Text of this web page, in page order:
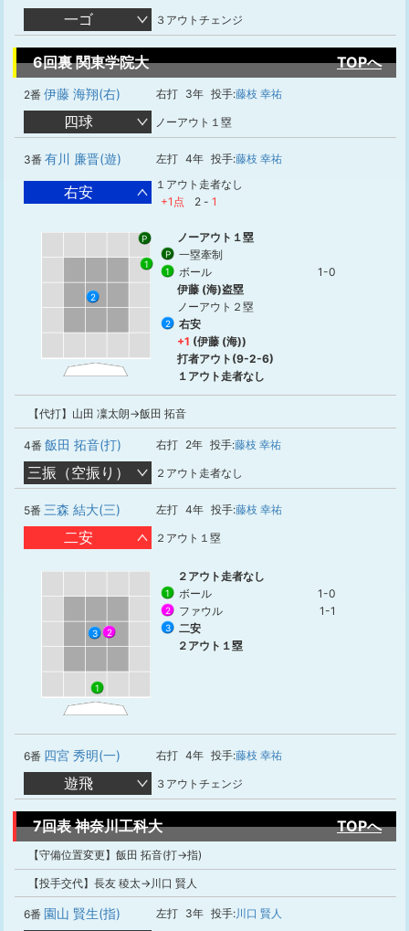
一ゴ ３アウトチェンジ
6回裏 関東学院大 TOPへ
2番 伊藤 海翔(右) 右打 3年 投手:藤枝 幸祐
四球 ノーアウト１塁
3番 有川 廉晋(遊) 左打 4年 投手:藤枝 幸祐
右安
１アウト走者なし
+1点
2 - 1
P
1
2
ノーアウト１塁
P 一塁牽制
1 ボール
1-0
伊藤 (海)盗塁
ノーアウト２塁
2
右安
+1 (伊藤 (海))
打者アウト(9-2-6)
１アウト走者なし
【代打】山田 凜太朗→飯田 拓音
4番 飯田 拓音(打) 右打 2年 投手:藤枝 幸祐
三振（空振り） ２アウト走者なし
5番 三森 結大(三) 左打 4年 投手:藤枝 幸祐
二安 ２アウト１塁
1
2
3
２アウト走者なし
1 ボール 1-0
2 ファウル 1-1
3
二安
２アウト１塁
6番 四宮 秀明(一) 右打 4年 投手:藤枝 幸祐
遊飛 ３アウトチェンジ
7回表 神奈川工科大 TOPへ
【守備位置変更】飯田 拓音(打→指)
【投手交代】長友 稜太→川口 賢人
6番 園山 賢生(指) 左打 3年 投手:川口 賢人